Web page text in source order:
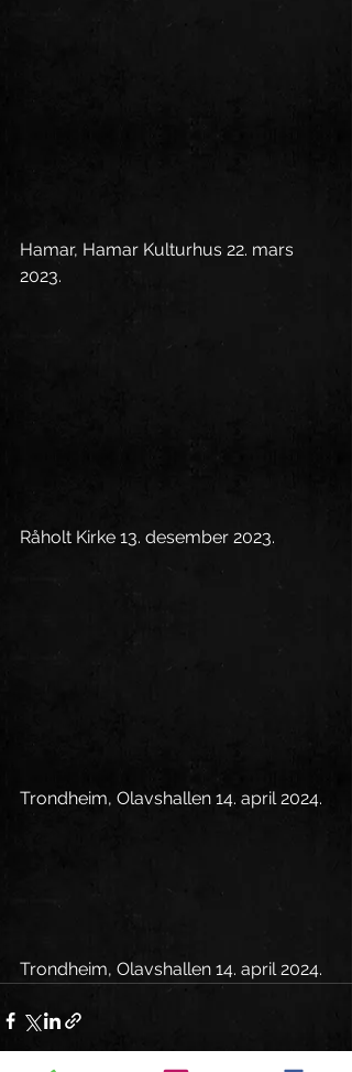
Hamar, Hamar Kulturhus 22. mars
2023.
Råholt Kirke 13. desember 2023.
Trondheim, Olavshallen 14. april 2024.
Trondheim, Olavshallen 14. april 2024.